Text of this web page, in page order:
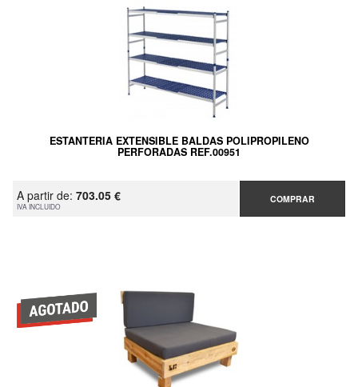
ESTANTERIA EXTENSIBLE BALDAS POLIPROPILENO
PERFORADAS REF.00951
A partir de: 703.05 €
IVA INCLUIDO
COMPRAR